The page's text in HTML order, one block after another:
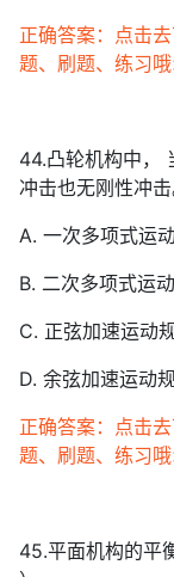
正确答案：点击
题、刷题、练习
44.凸轮机构中，
冲击也无刚性冲击
A. 一次多项式运
B. 二次多项式运
C. 正弦加速运动
D. 余弦加速运动
正确答案：点击
题、刷题、练习
45.平面机构的平